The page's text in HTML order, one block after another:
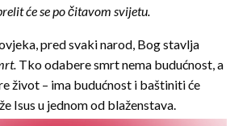
će se po čitavom svijetu.
pred svaki narod, Bog stavlja
Tko odabere smrt nema budućnost, a
život – ima budućnost i baštiniti će
Isus u jednom od blaženstava.